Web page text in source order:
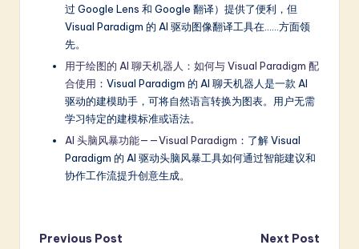
过 Google Lens 和 Google 翻译）提供了便利，但
Visual Paradigm 的 AI 驱动图像翻译工具在……方面领
先。
用于绘图的 AI 聊天机器人：如何与 Visual Paradigm 配
合使用 ：Visual Paradigm 的 AI 聊天机器人是一款 AI
驱动的建模助手，可将自然语言转换为图表。用户无需
学习特定的建模标准或语法。
AI 头脑风暴功能——Visual Paradigm ：了解 Visual
Paradigm 的 AI 驱动头脑风暴工具如何通过智能建议和
协作工作流提升创意生成。
Previous Post
Next Post